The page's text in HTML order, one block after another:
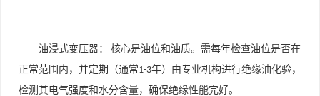
油浸式变压器：
核心是油位和油质。需每年检查油位是否在
正常范围内，并定期（通常1-3年）由专业机构进行绝缘油化验，
检测其电气强度和水分含量，确保绝缘性能完好。